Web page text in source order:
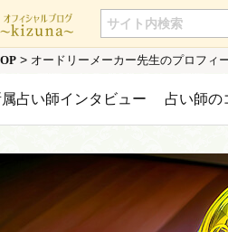
> オードリーメーカー先生のプロフィ
属占い師インタビュー 占い師の